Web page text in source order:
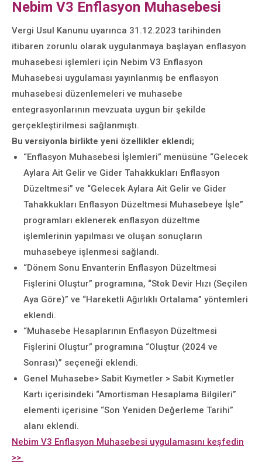
Nebim V3 Enflasyon Muhasebesi
Vergi Usul Kanunu uyarınca 31.12.2023 tarihinden
itibaren zorunlu olarak uygulanmaya başlayan enflasyon
muhasebesi işlemleri için Nebim V3 Enflasyon
Muhasebesi uygulaması yayınlanmış be enflasyon
muhasebesi düzenlemeleri ve muhasebe
entegrasyonlarının mevzuata uygun bir şekilde
gerçekleştirilmesi sağlanmıştı.
Bu versiyonla birlikte yeni özellikler eklendi;
“Enflasyon Muhasebesi İşlemleri” menüsüne “Gelecek
Aylara Ait Gelir ve Gider Tahakkukları Enflasyon
Düzeltmesi” ve “Gelecek Aylara Ait Gelir ve Gider
Tahakkukları Enflasyon Düzeltmesi Muhasebeye İşle”
programları eklenerek enflasyon düzeltme
işlemlerinin yapılması ve oluşan sonuçların
muhasebeye işlenmesi sağlandı.
“Dönem Sonu Envanterin Enflasyon Düzeltmesi
Fişlerini Oluştur” programına, “Stok Devir Hızı (Seçilen
Aya Göre)” ve “Hareketli Ağırlıklı Ortalama” yöntemleri
eklendi.
“Muhasebe Hesaplarının Enflasyon Düzeltmesi
Fişlerini Oluştur” programına “Oluştur (2024 ve
Sonrası)” seçeneği eklendi.
Genel Muhasebe> Sabit Kıymetler > Sabit Kıymetler
Kartı içerisindeki “Amortisman Hesaplama Bilgileri”
elementi içerisine “Son Yeniden Değerleme Tarihi”
alanı eklendi.
Nebim V3 Enflasyon Muhasebesi uygulamasını keşfedin
>>